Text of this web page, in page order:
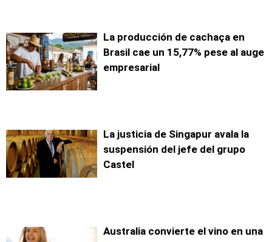
La producción de cachaça en
Brasil cae un 15,77% pese al auge
empresarial
La justicia de Singapur avala la
suspensión del jefe del grupo
Castel
Australia convierte el vino en una